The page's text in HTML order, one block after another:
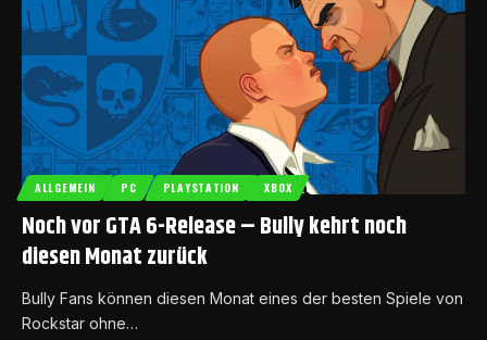
ALLGEMEIN PC PLAYSTATION XBOX
Noch vor GTA 6-Release – Bully kehrt noch
diesen Monat zurück
Bully Fans können diesen Monat eines der besten Spiele von
Rockstar ohne…